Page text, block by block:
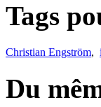
Tags
Christian Engström,
Du